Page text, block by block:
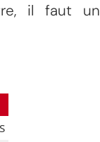
il faut un